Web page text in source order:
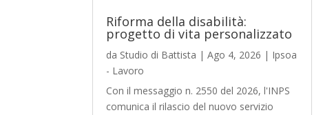
Riforma della disabilità:
progetto di vita personalizzato
da Studio di Battista |Ago 4, 2026 | Ipsoa
- Lavoro
Con il messaggio n. 2550 del 2026, l'INPS
comunica il rilascio del nuovo servizio